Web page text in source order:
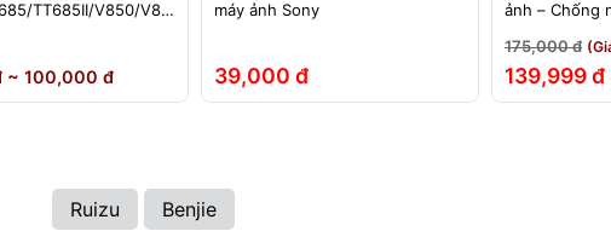
TT685II/V850/V85
~ 100,000 đ
máy ảnh Sony
39,000 đ
ảnh – Chống
175,000 đ
139,999 đ
Ruizu Benjie